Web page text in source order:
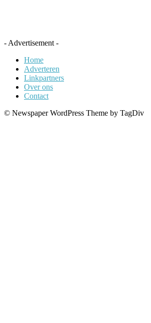
- Advertisement -
Home
Adverteren
Linkpartners
Over ons
Contact
© Newspaper WordPress Theme by TagDiv